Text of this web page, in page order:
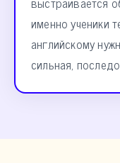
именно ученики
английскому
сильная,